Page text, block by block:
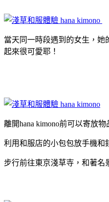
當天同一時段遇到的女生，她
起來很可愛耶！
離開hana kimono前可以寄放物
利用和服店的小包包放手機和
步行前往東京淺草寺，和著名